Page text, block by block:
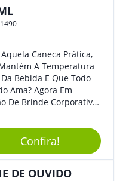
1490
Caneca Prática,
A Temperatura
Bebida E Que Todo
Ama? Agora Em
De Brinde Corporativo
Com Muito Estilo E
Ainda Mais
À Eventos E Feiras
Confira!
DE OUVIDO